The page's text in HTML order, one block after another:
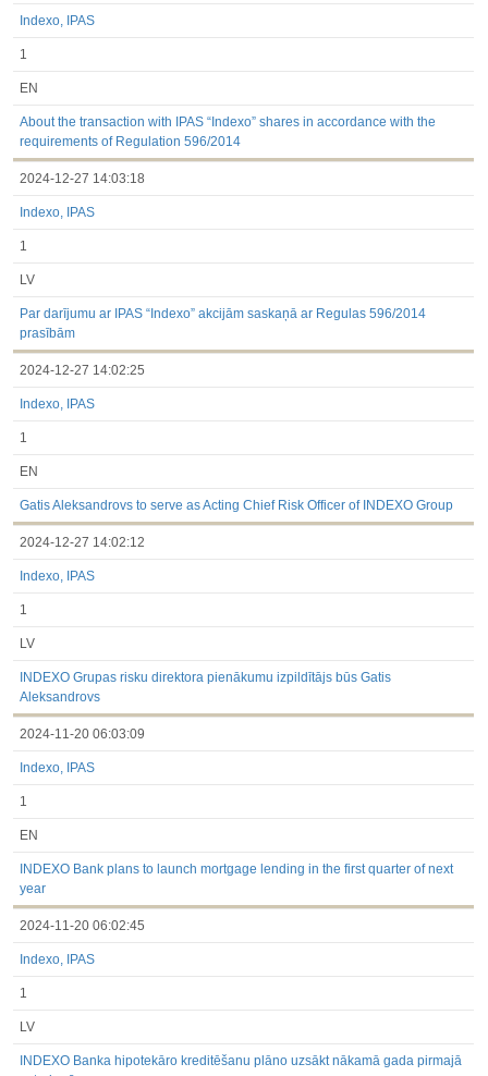
kategorijām
dalībvalsts tiesību aktiem
Līdz 2017.03.01
Finanšu pārskati
Būtiski notikumi
Līdzdalības iegūšana vai zaudēšana
Indexo, IPAS
1
EN
About the transaction with IPAS “Indexo” shares in accordance with the
requirements of Regulation 596/2014
2024-12-27 14:03:18
Indexo, IPAS
1
LV
Par darījumu ar IPAS “Indexo” akcijām saskaņā ar Regulas 596/2014
prasībām
2024-12-27 14:02:25
Indexo, IPAS
1
EN
Gatis Aleksandrovs to serve as Acting Chief Risk Officer of INDEXO Group
2024-12-27 14:02:12
Indexo, IPAS
1
LV
INDEXO Grupas risku direktora pienākumu izpildītājs būs Gatis
Aleksandrovs
2024-11-20 06:03:09
Indexo, IPAS
1
EN
INDEXO Bank plans to launch mortgage lending in the first quarter of next
year
2024-11-20 06:02:45
Indexo, IPAS
1
LV
INDEXO Banka hipotekāro kreditēšanu plāno uzsākt nākamā gada pirmajā